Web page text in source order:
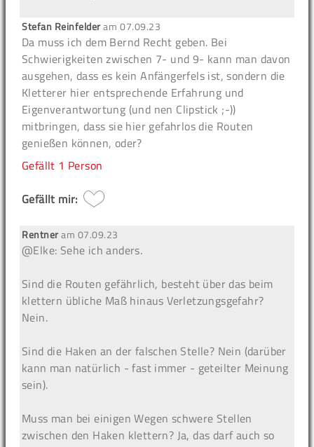
Stefan Reinfelderam07.09.23
Da muss ich dem Bernd Recht geben. Bei
Schwierigkeiten zwischen 7- und 9- kann man davon
ausgehen, dass es kein Anfängerfels ist, sondern die
Kletterer hier entsprechende Erfahrung und
Eigenverantwortung (und nen Clipstick ;-))
mitbringen, dass sie hier gefahrlos die Routen
genießen können, oder?
Gefällt 1 Person
Gefällt mir:
Rentneram 07.09.23
@Elke: Sehe ich anders.
Sind die Routen gefährlich, besteht über das beim
klettern übliche Maß hinaus Verletzungsgefahr?
Nein.
Sind die Haken an der falschen Stelle? Nein (darüber
kann man natürlich - fast immer - geteilter Meinung
sein).
Muss man bei einigen Wegen schwere Stellen
zwischen den Haken klettern? Ja, das darf auch so